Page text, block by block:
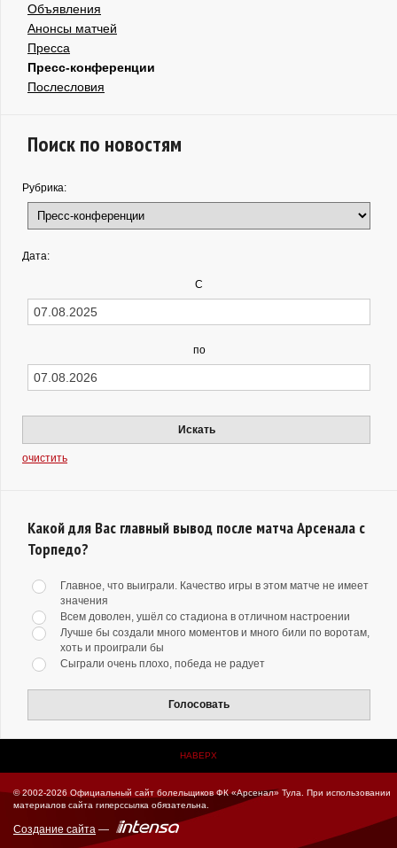
Объявления
Анонсы матчей
Пресса
Пресс-конференции
Послесловия
Поиск по новостям
Рубрика:
Дата:
С
по
Искать
очистить
Какой для Вас главный вывод после матча Арсенала с
Торпедо?
Главное, что выиграли. Качество игры в этом матче не имеет
значения
Всем доволен, ушёл со стадиона в отличном настроении
Лучше бы создали много моментов и много били по воротам,
хоть и проиграли бы
Сыграли очень плохо, победа не радует
Голосовать
НАВЕРХ
© 2002-2026 Официальный сайт болельщиков ФК «Арсенал» Тула.
При использовании
материалов сайта гиперссылка обязательна.
Создание сайта —